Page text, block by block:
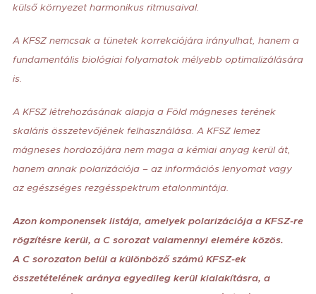
külső környezet harmonikus ritmusaival.
A KFSZ nemcsak a tünetek korrekciójára irányulhat, hanem a
fundamentális biológiai folyamatok mélyebb optimalizálására
is.
A KFSZ létrehozásának alapja a Föld mágneses terének
skaláris összetevőjének felhasználása. A KFSZ lemez
mágneses hordozójára nem maga a kémiai anyag kerül át,
hanem annak polarizációja – az információs lenyomat vagy
az egészséges rezgésspektrum etalonmintája.
Azon komponensek listája, amelyek polarizációja a KFSZ-re
rögzítésre kerül, a C sorozat valamennyi elemére közös.
A C sorozaton belül a különböző számú KFSZ-ek
összetételének aránya egyedileg kerül kialakításra, a